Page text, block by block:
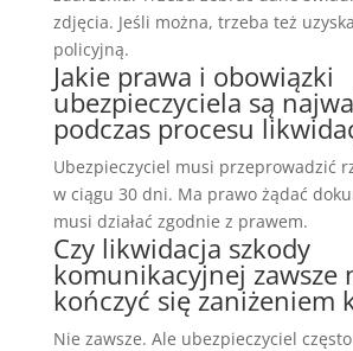
zdjęcia. Jeśli można, trzeba też
policyjną.
Jakie prawa i obowiązki
ubezpieczyciela są
podczas procesu
Ubezpieczyciel musi przeprowadzić
w ciągu 30 dni. Ma prawo żądać
musi działać zgodnie z prawem.
Czy likwidacja szkody
komunikacyjnej zawsze
kończyć się zaniżeniem
Nie zawsze. Ale ubezpieczyciel